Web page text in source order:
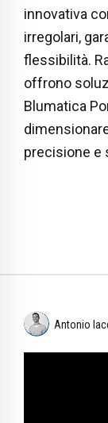
innovativa
irregolari,
flessibilità.
offrono
Blumatica
precisione e
Antonio